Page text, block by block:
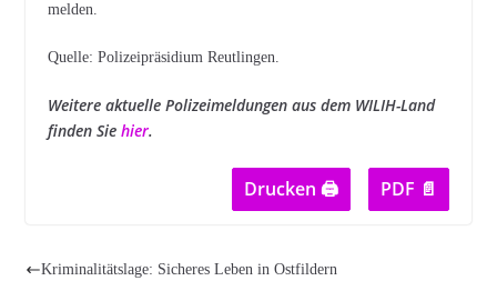
melden.
Quelle: Polizeipräsidium Reutlingen.
Weitere aktuelle Polizeimeldungen aus dem WILIH-Land
finden Sie hier.
Drucken 🖨 PDF 📄
Kriminalitätslage: Sicheres Leben in Ostfildern